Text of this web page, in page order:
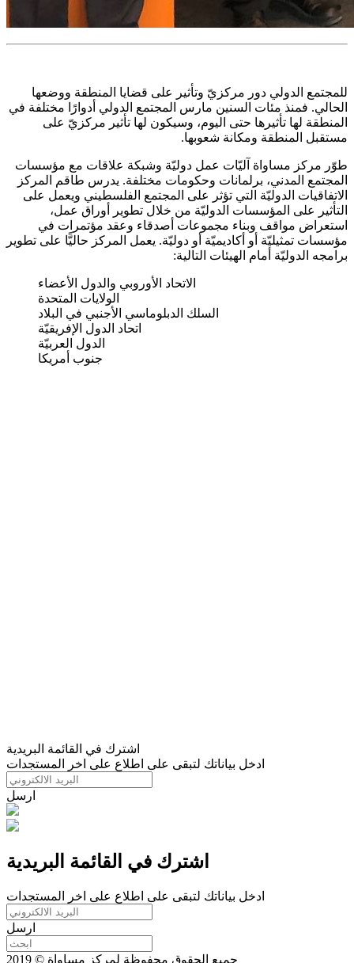
للمجتمع الدولي دور مركزيّ وتأثير على قضايا المنطقة ووضعها
الحالي. فمنذ مئات السنين مارس المجتمع الدولي أدوارًا مختلفة في
المنطقة لها تأثيرها حتى اليوم، وسيكون لها تأثير مركزيّ على
مستقبل المنطقة ومكانة شعوبها.
طوّر مركز مساواة آليّات عمل دوليّة وشبكة علاقات مع مؤسسات
المجتمع المدني، برلمانات وحكومات مختلفة. يدرس طاقم المركز
الاتفاقيات الدوليّة التي تؤثر على المجتمع الفلسطيني ويعمل على
التأثير على المؤسسات الدوليّة من خلال تطوير أوراق عمل،
استعراض مواقف وبناء مجموعات أصدقاء وعقد مؤتمرات في
مؤسسات تمثيليّة أو أكاديميّة أو دوليّة. يعمل المركز حاليًّا على تطوير
برامجه الدوليّة أمام الهيئات التالية:
الاتحاد الأوروبي والدول الأعضاء
الولايات المتحدة
السلك الدبلوماسي الأجنبي في البلاد
اتحاد الدول الإفريقيّة
الدول العربيّة
جنوب أمريكا
اشترك في القائمة البريدية
ادخل بياناتك لتبقى على اطلاع على اخر المستجدات
ارسل
اشترك في القائمة البريدية
ادخل بياناتك لتبقى على اطلاع على اخر المستجدات
ارسل
جميع الحقوق محفوظة لمركز مساواة © 2019